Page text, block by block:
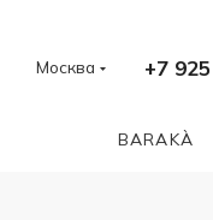
Москва +7
BARAKÀ